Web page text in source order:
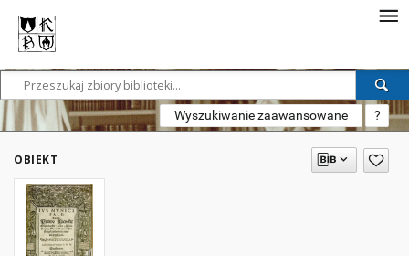
Wyszukiwanie zaawansowane ?
OBIEKT